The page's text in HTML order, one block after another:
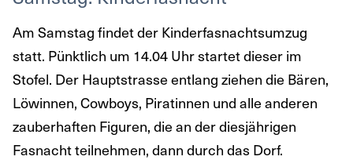
Am Samstag findet der Kinderfasnachtsumzug
statt. Pünktlich um 14.04 Uhr startet dieser im
Stofel. Der Hauptstrasse entlang ziehen die Bären,
Löwinnen, Cowboys, Piratinnen und alle anderen
zauberhaften Figuren, die an der diesjährigen
Fasnacht teilnehmen, dann durch das Dorf.